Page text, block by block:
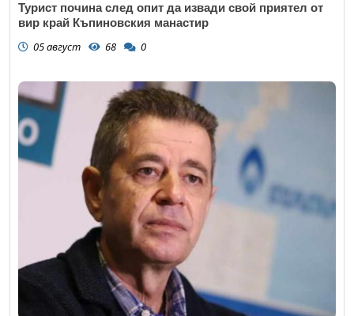
Турист почина след опит да извади свой приятел от
вир край Къпиновския манастир
05 август 68 0